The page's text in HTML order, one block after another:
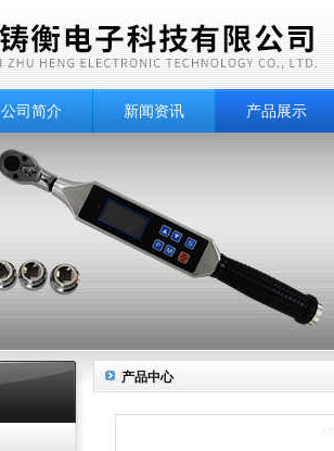
公司简介 新闻资讯 产品展示
产品中心